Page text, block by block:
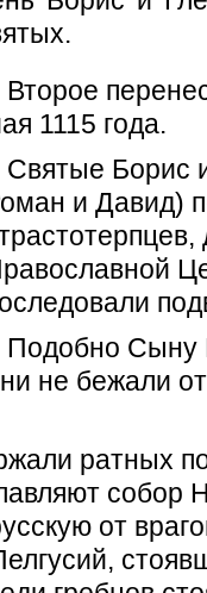
Второе
1115 года.
Святые Борис
и Давид)
Подобно Сыну
не бежали
ратных
собор
от